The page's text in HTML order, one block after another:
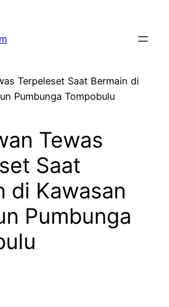
Tewas
Saat
di Kawasan
Pumbunga